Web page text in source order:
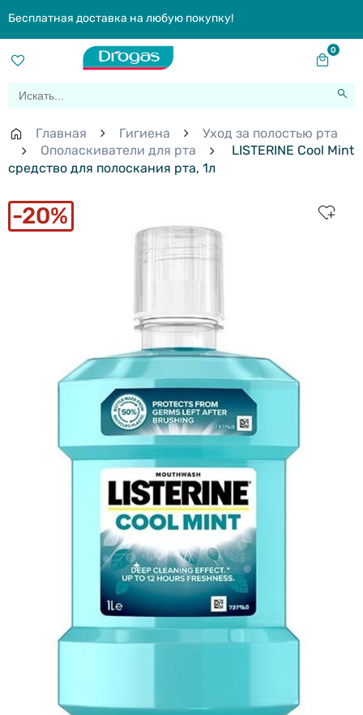
Бесплатная доставка на любую покупку!
0
Главная Гигиена
Уход за полостью рта
Ополаскиватели для рта
LISTERINE Cool Mint
средство для полоскания рта, 1л
20%